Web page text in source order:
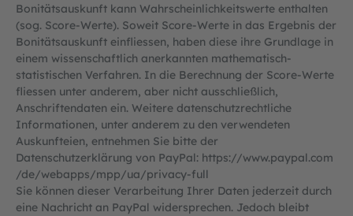
Bonitätsauskunft kann Wahrscheinlichkeitswerte enthalten
(sog. Score-Werte). Soweit Score-Werte in das Ergebnis der
Bonitätsauskunft einfliessen, haben diese ihre Grundlage in
einem wissenschaftlich anerkannten mathematisch-
statistischen Verfahren. In die Berechnung der Score-Werte
fliessen unter anderem, aber nicht ausschließlich,
Anschriftendaten ein. Weitere datenschutzrechtliche
Informationen, unter anderem zu den verwendeten
Auskunfteien, entnehmen Sie bitte der
Datenschutzerklärung von PayPal: https://www.paypal.com
/de/webapps/mpp/ua/privacy-full
Sie können dieser Verarbeitung Ihrer Daten jederzeit durch
eine Nachricht an PayPal widersprechen. Jedoch bleibt